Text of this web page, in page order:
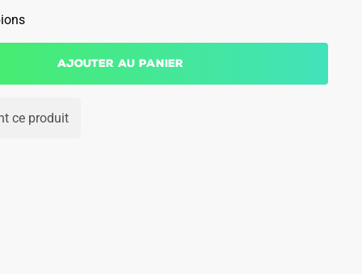
Ajouter au panier
ce produit